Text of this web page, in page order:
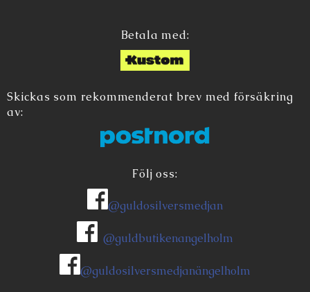
Betala med:
Skickas som rekommenderat brev med försäkring
av:
Följ oss:
@guldosilversmedjan
@guldbutikenangelholm
@guldosilversmedjanängelholm